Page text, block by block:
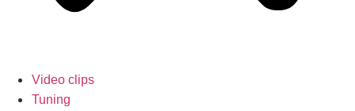
Video clips
Tuning